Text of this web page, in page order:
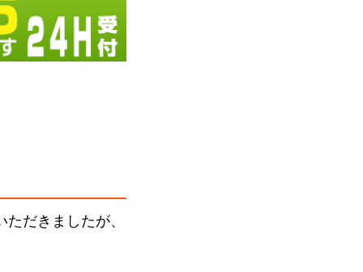
だきましたが、